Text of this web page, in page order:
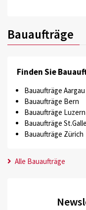
Bauaufträge
Finden Sie
Bauaufträge Aargau
Bauaufträge Bern
Bauaufträge Luzern
Bauaufträge
Bauaufträge Zürich
Alle Bauaufträge